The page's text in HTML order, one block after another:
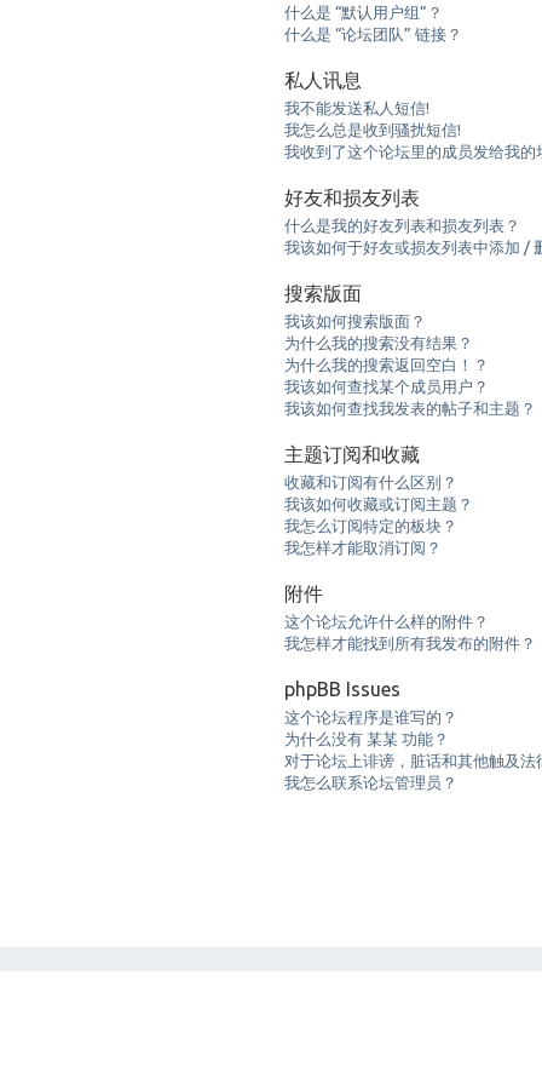
什么是 “默认用户组”？
什么是 “论坛团队” 链接？
私人讯息
我不能发送私人短信!
我怎么总是收到骚扰短信!
我收到了这个论坛里的成员发给我
好友和损友列表
什么是我的好友列表和损友列表？
我该如何于好友或损友列表中添加 /
搜索版面
我该如何搜索版面？
为什么我的搜索没有结果？
为什么我的搜索返回空白！？
我该如何查找某个成员用户？
我该如何查找我发表的帖子和主题？
主题订阅和收藏
收藏和订阅有什么区别？
我该如何收藏或订阅主题？
我怎么订阅特定的板块？
我怎样才能取消订阅？
附件
这个论坛允许什么样的附件？
我怎样才能找到所有我发布的附件？
phpBB Issues
这个论坛程序是谁写的？
为什么没有 某某 功能？
对于论坛上诽谤，脏话和其他触及
我怎么联系论坛管理员？